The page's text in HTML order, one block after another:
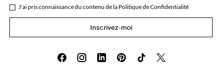
J'ai pris connaissance du contenu de la Politique de Confidentialité
Inscrivez-moi